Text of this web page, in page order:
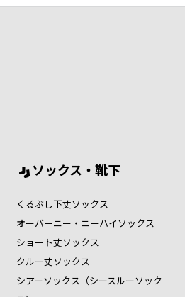
ソックス・靴下
くるぶし下丈ソックス
オーバーニー・ニーハイソックス
ショート丈ソックス
クルー丈ソックス
シアーソックス（シースルーソック